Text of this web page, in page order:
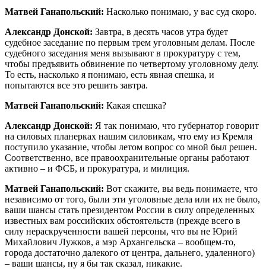
Матвей Ганапольский: Насколько понимаю, у вас суд скоро.
Александр Донской: Завтра, в десять часов утра будет
судебное заседание по первым трем уголовным делам. После
судебного заседания меня вызывают в прокуратуру с тем,
чтобы предъявить обвинение по четвертому уголовному делу.
То есть, насколько я понимаю, есть явная спешка, и
попытаются все это решить завтра.
Матвей Ганапольский: Какая спешка?
Александр Донской: Я так понимаю, что губернатор говорит
на силовых планерках нашим силовикам, что ему из Кремля
поступило указание, чтобы летом вопрос со мной был решен.
Соответственно, все правоохранительные органы работают
активно – и ФСБ, и прокуратура, и милиция.
Матвей Ганапольский: Вот скажите, вы ведь понимаете, что
независимо от того, были эти уголовные дела или их не было,
ваши шансы стать президентом России в силу определенных
известных вам российских обстоятельств (прежде всего в
силу нераскрученности вашей персоны, что вы не Юрий
Михайлович Лужков, а мэр Архангельска – вообщем-то,
города достаточно далекого от центра, дальнего, удаленного)
– ваши шансы, ну я бы так сказал, никакие.